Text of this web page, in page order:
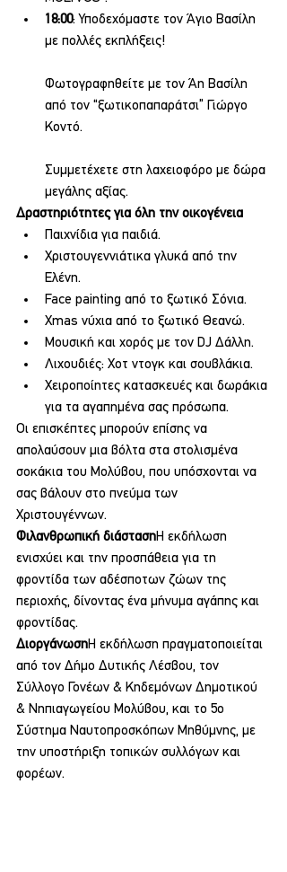
18:00: Υποδεχόμαστε τον Άγιο Βασίλη
με πολλές εκπλήξεις!
Φωτογραφηθείτε με τον Άη Βασίλη
από τον “ξωτικοπαπαράτσι” Γιώργο
Κοντό.
Συμμετέχετε στη λαχειοφόρο με δώρα
μεγάλης αξίας.
Δραστηριότητες για όλη την οικογένεια
Παιχνίδια για παιδιά.
Χριστουγεννιάτικα γλυκά από την
Ελένη.
Face painting από το ξωτικό Σόνια.
Xmas νύχια από το ξωτικό Θεανώ.
Μουσική και χορός με τον DJ Δάλλη.
Λιχουδιές: Χοτ ντογκ και σουβλάκια.
Χειροποίητες κατασκευές και δωράκια
για τα αγαπημένα σας πρόσωπα.
Οι επισκέπτες μπορούν επίσης να
απολαύσουν μια βόλτα στα στολισμένα
σοκάκια του Μολύβου, που υπόσχονται να
σας βάλουν στο πνεύμα των
Χριστουγέννων.
Φιλανθρωπική διάστασηΗ εκδήλωση
ενισχύει και την προσπάθεια για τη
φροντίδα των αδέσποτων ζώων της
περιοχής, δίνοντας ένα μήνυμα αγάπης και
φροντίδας.
ΔιοργάνωσηΗ εκδήλωση πραγματοποιείται
από τον Δήμο Δυτικής Λέσβου, τον
Σύλλογο Γονέων & Κηδεμόνων Δημοτικού
& Νηπιαγωγείου Μολύβου, και το 5ο
Σύστημα Ναυτοπροσκόπων Μηθύμνης, με
την υποστήριξη τοπικών συλλόγων και
φορέων.